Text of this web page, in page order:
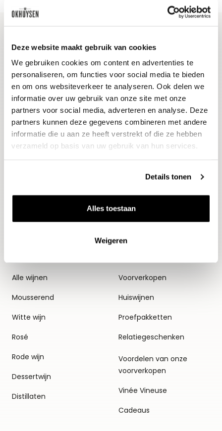
Deze website maakt gebruik van cookies
We gebruiken cookies om content en advertenties te
personaliseren, om functies voor social media te bieden
en om ons websiteverkeer te analyseren. Ook delen we
informatie over uw gebruik van onze site met onze
partners voor social media, adverteren en analyse. Deze
partners kunnen deze gegevens combineren met andere
informatie die u aan ze heeft verstrekt of die ze hebben
verzameld op basis van uw gebruik van hun services.
Details tonen
Alles toestaan
Weigeren
Blijf op de hoogte
Ontvang het laatste wijnnieuws, proeverijen en
evenementen
E-mailadres
Aanmelden
Alle wijnen
Mousserend
Witte wijn
Rosé
Rode wijn
Dessertwijn
Distillaten
Thema's
Voorverkopen
Huiswijnen
Proefpakketten
Relatiegeschenken
Voordelen van onze
voorverkopen
Vinée Vineuse
Cadeaus